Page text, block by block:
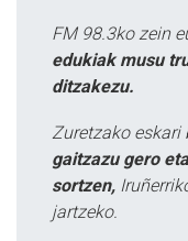
FM 98.3ko zein
edukiak musu
ditzakezu.
Zuretzako eskari
gaitzazu gero
sortzen,
jartzeko.